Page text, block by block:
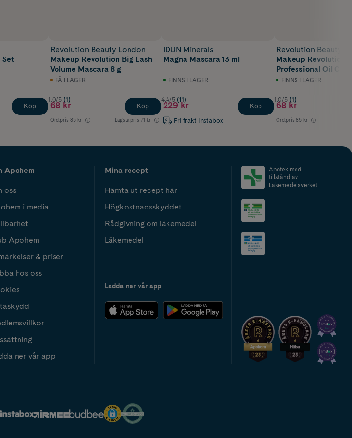
Set
Köp
Revolution Beauty London
Makeup Revolution Big Lash
Volume Mascara 8 g
FÅ I LAGER
1.0/5 (1)
68 kr
Ord.pris 85 kr Lägsta pris 71 kr
Köp
IDUN Minerals
Magna Mascara 13 ml
FINNS I LAGER
4.4/5 (11)
229 kr
Fri frakt Instabox
Köp
Revolution Beauty
Makeup Revolution
Professional Oil
Spray 100 ml
FINNS I LAGER
1.0/5 (1)
68 kr
Ord.pris 85 kr
Apohem
oss
i media
Apohem
& priser
hos oss
ner vår app
Mina recept
Hämta ut recept här
Högkostnadsskyddet
Rådgivning om läkemedel
Läkemedel
Ladda ner vår app
Apotek med
tillstånd av
Läkemedelsverket
2024